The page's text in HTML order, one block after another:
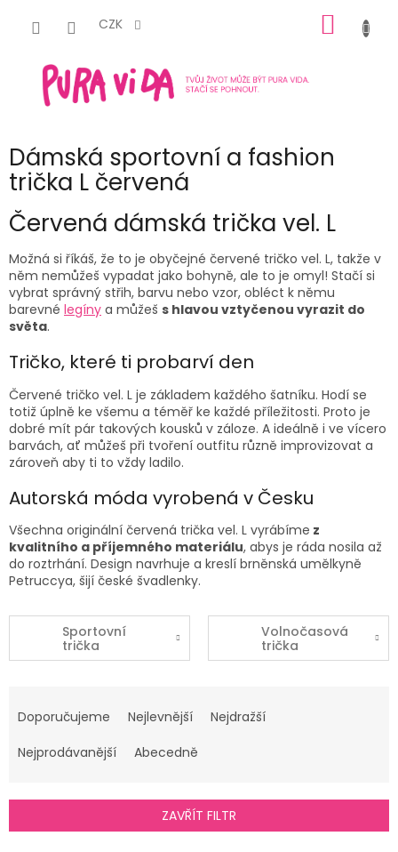
CZK
KOŠÍK
Dámská sportovní a fashion
trička L červená
Červená dámská trička vel. L
Možná si říkáš, že to je obyčejné červené tričko vel. L, takže v
něm nemůžeš vypadat jako bohyně, ale to je omyl! Stačí si
vybrat správný střih, barvu nebo vzor, obléct k němu
barevné legíny a můžeš s hlavou vztyčenou vyrazit do
světa.
Tričko, které ti probarví den
Červené tričko vel. L je základem každého šatníku. Hodí se
totiž úplně ke všemu a téměř ke každé příležitosti. Proto je
dobré mít pár takových kousků v záloze. A ideálně i ve vícero
barvách, ať můžeš při tvoření outfitu různě improvizovat a
zároveň aby ti to vždy ladilo.
Autorská móda vyrobená v Česku
Všechna originální červená trička vel. L vyrábíme z
kvalitního a příjemného materiálu, abys je ráda nosila až
do roztrhání. Design navrhuje a kreslí brněnská umělkyně
Petruccya, šijí české švadlenky.
Sportovní
trička
Volnočasová
trička
a
e
í
r
Doporučujeme Nejlevnější
Nejdražší
Nejprodávanější
Abecedně
ZAVŘÍT FILTR